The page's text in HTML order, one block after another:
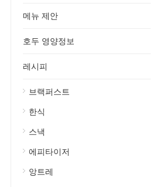
메뉴 제안
호두 영양정보
레시피
브랙퍼스트
한식
스낵
에피타이저
앙트레